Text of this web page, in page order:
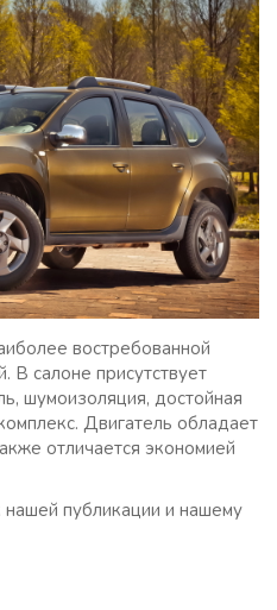
востребованной
В салоне присутствует
шумоизоляция, достойная
Двигатель обладает
отличается экономией
публикации и нашему